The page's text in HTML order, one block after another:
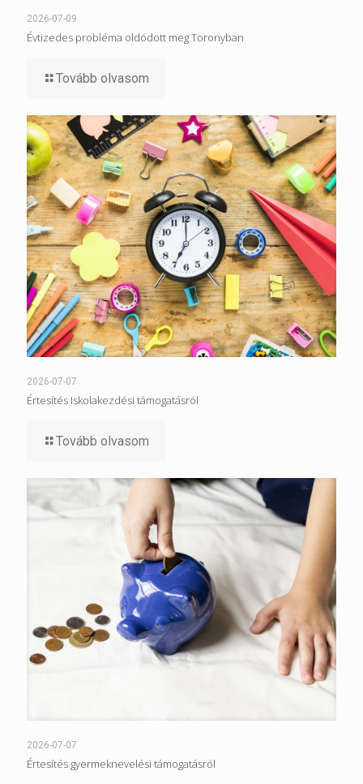
2026-07-09
Évtizedes probléma oldódott meg Toronyban
Tovább olvasom
2026-07-07
Értesítés Iskolakezdési támogatásról
Tovább olvasom
2026-07-07
Értesítés gyermeknevelési támogatásról